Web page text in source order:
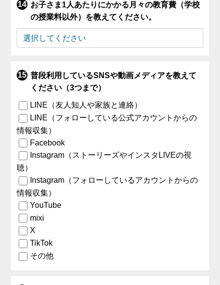
お子さま1人あたりにかかる月々の教育費（学校
の授業料以外）を教えてください。
普段利用しているSNSや動画メディアを教えて
ください（3つまで）
LINE（友人知人や家族と連絡）
LINE（フォローしている公式アカウントからの
情報収集）
Facebook
Instagram（ストーリーズやインスタLIVEの視
聴）
Instagram（フォローしているアカウントからの
情報収集）
YouTube
mixi
X
TikTok
その他